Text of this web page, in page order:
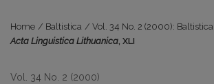
Home / Baltistica / Vol. 34 No. 2 (2000): Baltistica
Acta Linguistica Lithuanica, XLI
Vol. 34 No. 2 (2000)